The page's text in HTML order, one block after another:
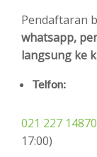
Pendaftaran
whatsapp,
langsung ke
Telfon:
021 227 14870
17:00)